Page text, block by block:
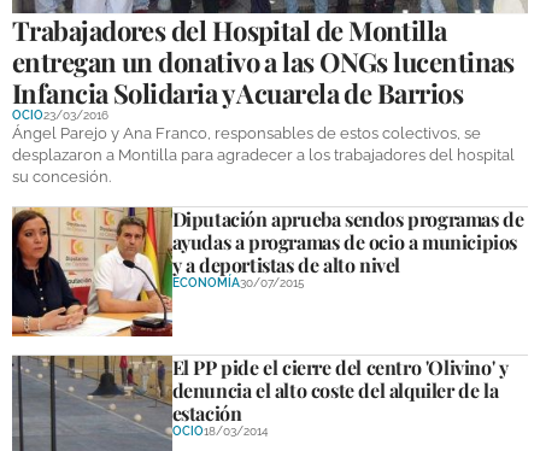
Trabajadores del Hospital de Montilla
entregan un donativo a las ONGs lucentinas
Infancia Solidaria y Acuarela de Barrios
OCIO23/03/2016
Ángel Parejo y Ana Franco, responsables de estos colectivos, se
desplazaron a Montilla para agradecer a los trabajadores del hospital
su concesión.
Diputación aprueba sendos programas de
ayudas a programas de ocio a municipios
y a deportistas de alto nivel
ECONOMÍA30/07/2015
El PP pide el cierre del centro 'Olivino' y
denuncia el alto coste del alquiler de la
estación
OCIO18/03/2014